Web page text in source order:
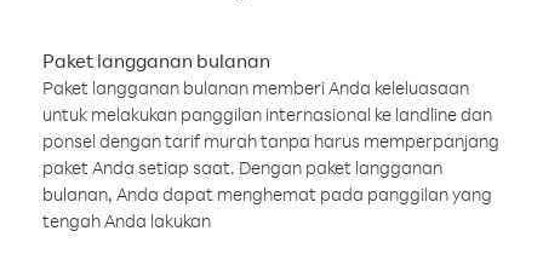
Paket langganan bulanan
Paket langganan bulanan memberi Anda keleluasaan
untuk melakukan panggilan internasional ke landline dan
ponsel dengan tarif murah tanpa harus memperpanjang
paket Anda setiap saat. Dengan paket langganan
bulanan, Anda dapat menghemat pada panggilan yang
tengah Anda lakukan